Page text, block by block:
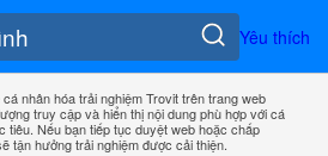
Yêu thích
nhân hóa trải nghiệm Trovit trên trang web
truy cập và hiển thị nội dung phù hợp với cá
tiêu. Nếu bạn tiếp tục duyệt web hoặc chấp
tận hưởng trải nghiệm được cải thiện.